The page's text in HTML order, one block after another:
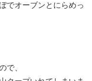
でオーブンとにらめっ
で、